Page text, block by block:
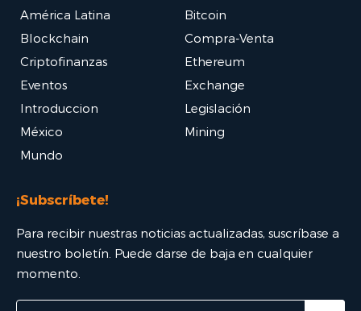
América Latina
Bitcoin
Blockchain
Compra-Venta
Criptofinanzas
Ethereum
Eventos
Exchange
Introduccion
Legislación
México
Mining
Mundo
¡Subscríbete!
Para recibir nuestras noticias actualizadas, suscríbase a
nuestro boletín. Puede darse de baja en cualquier
momento.